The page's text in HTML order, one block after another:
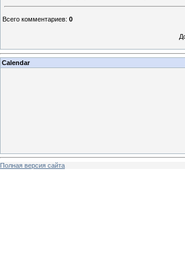
Всего комментариев: 0
Calendar
Полная версия сайта